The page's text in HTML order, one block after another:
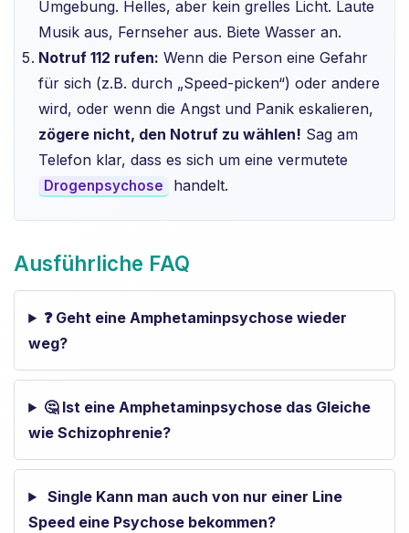
Umgebung. Helles, aber kein grelles Licht. Laute
Musik aus, Fernseher aus. Biete Wasser an.
Notruf 112 rufen: Wenn die Person eine Gefahr
für sich (z.B. durch „Speed-picken“) oder andere
wird, oder wenn die Angst und Panik eskalieren,
zögere nicht, den Notruf zu wählen! Sag am
Telefon klar, dass es sich um eine vermutete
Drogenpsychose handelt.
Ausführliche FAQ
❓ Geht eine Amphetaminpsychose wieder
weg?
🤔 Ist eine Amphetaminpsychose das Gleiche
wie Schizophrenie?
Single Kann man auch von nur einer Line
Speed eine Psychose bekommen?